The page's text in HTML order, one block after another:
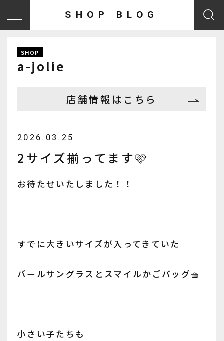
SHOP BLOG
SHOP
a-jolie
店舗情報はこちら
2026.03.25
2サイズ揃ってます🩷
お待たせいたしました！！
すでに大きいサイズが入ってきていた
パールサングラスとスマイルかごバッグ🧺
小さい子たちも